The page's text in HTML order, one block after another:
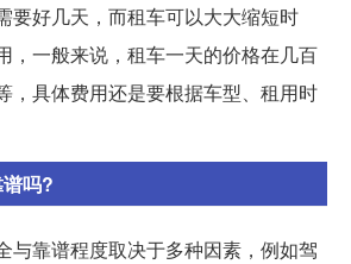
要好几天，而租车可以大大缩短时
，一般来说，租车一天的价格在几百
，具体费用还是要根据车型、租用时
吗?
与靠谱程度取决于多种因素，例如驾